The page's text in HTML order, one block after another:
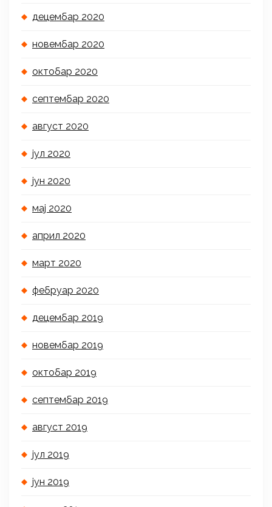
децембар 2020
новембар 2020
октобар 2020
септембар 2020
август 2020
јул 2020
јун 2020
мај 2020
април 2020
март 2020
фебруар 2020
децембар 2019
новембар 2019
октобар 2019
септембар 2019
август 2019
јул 2019
јун 2019